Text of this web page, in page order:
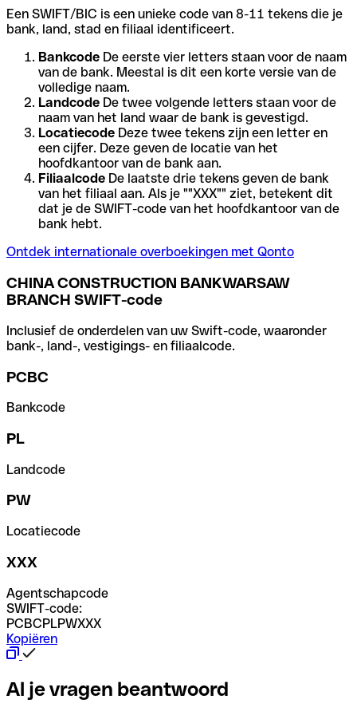
Een SWIFT/BIC is een unieke code van 8-11 tekens die je
bank, land, stad en filiaal identificeert.
Bankcode De eerste vier letters staan voor de naam
van de bank. Meestal is dit een korte versie van de
volledige naam.
Landcode De twee volgende letters staan voor de
naam van het land waar de bank is gevestigd.
Locatiecode Deze twee tekens zijn een letter en
een cijfer. Deze geven de locatie van het
hoofdkantoor van de bank aan.
Filiaalcode De laatste drie tekens geven de bank
van het filiaal aan. Als je ""XXX"" ziet, betekent dit
dat je de SWIFT-code van het hoofdkantoor van de
bank hebt.
Ontdek internationale overboekingen met Qonto
CHINA CONSTRUCTION BANKWARSAW
BRANCH SWIFT-code
Inclusief de onderdelen van uw Swift-code, waaronder
bank-, land-, vestigings- en filiaalcode.
PCBC
Bankcode
PL
Landcode
PW
Locatiecode
XXX
Agentschapcode
SWIFT-code:
PCBCPLPWXXX
Kopiëren
Al je vragen beantwoord